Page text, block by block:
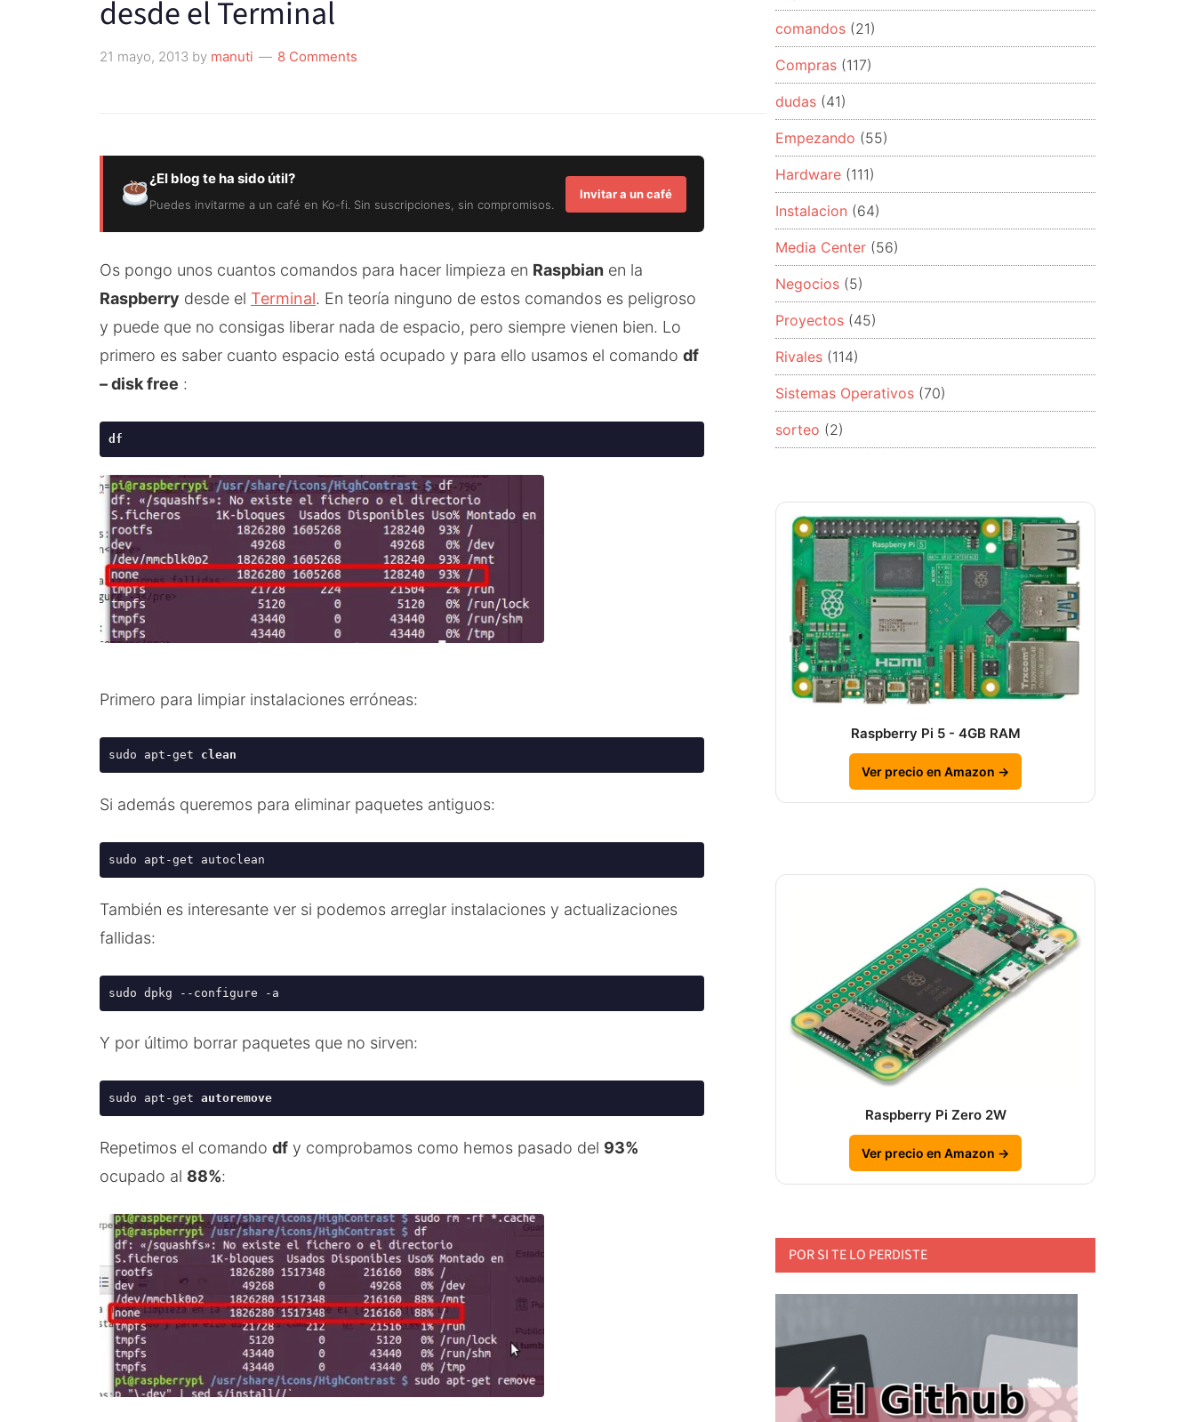
desde el Terminal
21 mayo, 2013 by manuti 8 Comments
¿El blog te ha sido útil?
Puedes invitarme a un café en Ko-fi. Sin suscripciones, sin compromisos.
Invitar a un café
Os pongo unos cuantos comandos para hacer limpieza en Raspbian en la
Raspberry desde el Terminal. En teoría ninguno de estos comandos es peligroso
y puede que no consigas liberar nada de espacio, pero siempre vienen bien. Lo
primero es saber cuanto espacio está ocupado y para ello usamos el comando df
– disk free :
df
Primero para limpiar instalaciones erróneas:
sudo apt-get clean
Si además queremos para eliminar paquetes antiguos:
sudo apt-get autoclean
También es interesante ver si podemos arreglar instalaciones y actualizaciones
fallidas:
sudo dpkg --configure -a
Y por último borrar paquetes que no sirven:
sudo apt-get autoremove
Repetimos el comando df y comprobamos como hemos pasado del 93%
ocupado al 88%:
comandos (21)
Compras (117)
dudas (41)
Empezando (55)
Hardware (111)
Instalacion (64)
Media Center (56)
Negocios (5)
Proyectos (45)
Rivales (114)
Sistemas Operativos (70)
sorteo (2)
Raspberry Pi 5 - 4GB RAM
Ver precio en Amazon →
Raspberry Pi Zero 2W
Ver precio en Amazon →
POR SI TE LO PERDISTE